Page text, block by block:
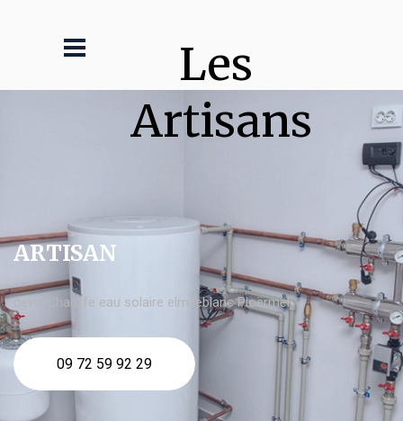
Les
Artisans
ARTISAN
devis Chauffe eau solaire elm leblanc Ploërmel
09 72 59 92 29